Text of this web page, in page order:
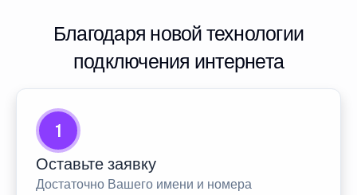
Благодаря новой технологии
подключения интернета
1
Оставьте заявку
Достаточно Вашего имени и номера